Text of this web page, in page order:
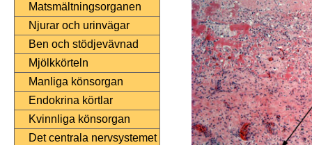
Matsmältningsorganen
Njurar och urinvägar
Ben och stödjevävnad
Mjölkkörteln
Manliga könsorgan
Endokrina körtlar
Kvinnliga könsorgan
Det centrala nervsystemet